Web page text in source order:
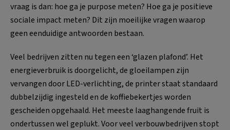
vraag is dan: hoe ga je purpose meten? Hoe ga je positieve
sociale impact meten? Dit zijn moeilijke vragen waarop
geen eenduidige antwoorden bestaan.
Veel bedrijven zitten nu tegen een ‘glazen plafond’. Het
energieverbruik is doorgelicht, de gloeilampen zijn
vervangen door LED-verlichting, de printer staat standaard
dubbelzijdig ingesteld en de koffiebekertjes worden
gescheiden opgehaald. Het meeste laaghangende fruit is
ondertussen wel geplukt. Voor veel verbouwbedrijven stopt